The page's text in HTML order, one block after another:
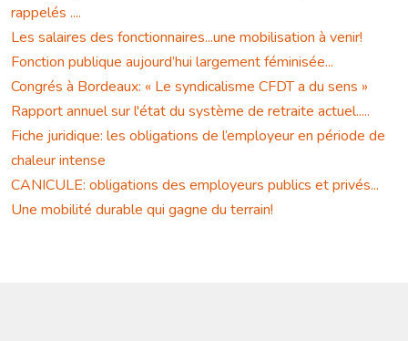
rappelés ....
Les salaires des fonctionnaires...une mobilisation à venir!
Fonction publique aujourd’hui largement féminisée...
Congrés à Bordeaux: « Le syndicalisme CFDT a du sens »
Rapport annuel sur l'état du système de retraite actuel.....
Fiche juridique: les obligations de l’employeur en période de
chaleur intense
CANICULE: obligations des employeurs publics et privés...
Une mobilité durable qui gagne du terrain!